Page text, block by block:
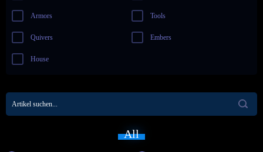
Armors Tools
Quivers Embers
House
All